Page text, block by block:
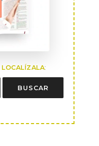
LOCALÍZALA:
BUSCAR